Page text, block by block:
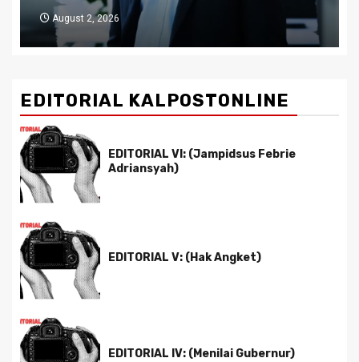
July 29, 2026
EDITORIAL KALPOSTONLINE
EDITORIAL VI: (Jampidsus Febrie
Adriansyah)
EDITORIAL V: (Hak Angket)
EDITORIAL IV: (Menilai Gubernur)